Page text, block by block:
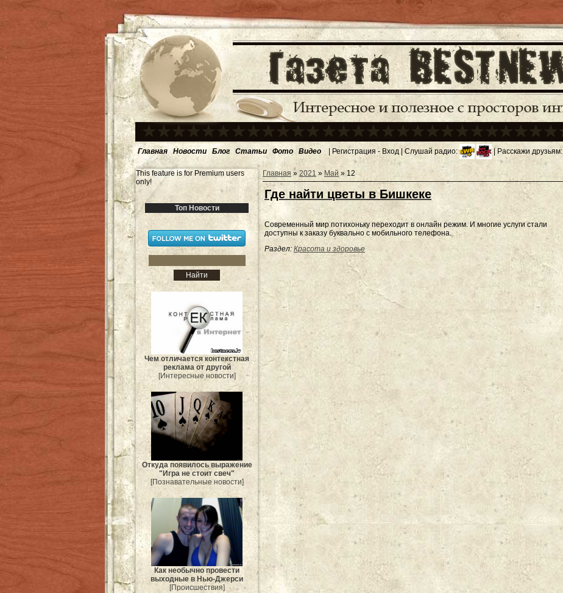
Главная Новости Блог Статьи Фото Видео | Регистрация - Вход | Слушай радио: | Расскажи друзьям:
This feature is for Premium users
only!
Топ Новости
Чем отличается контекстная
реклама от другой
[Интересные новости]
Откуда появилось выражение
"Игра не стоит свеч"
[Познавательные новости]
Как необычно провести
выходные в Нью-Джерси
[Происшествия]
Главная » 2021 » Май » 12
Где найти цветы в Бишкеке
Современный мир потихоньку переходит в онлайн режим. И многие услуги стали
доступны к заказу буквально с мобильного телефона.
Раздел: Красота и здоровье